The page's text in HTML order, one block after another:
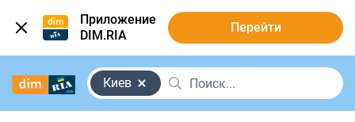
Приложение
DIM.RIA
Перейти
Киев